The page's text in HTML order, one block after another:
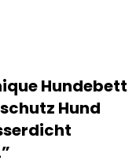
Hundebett
Hund